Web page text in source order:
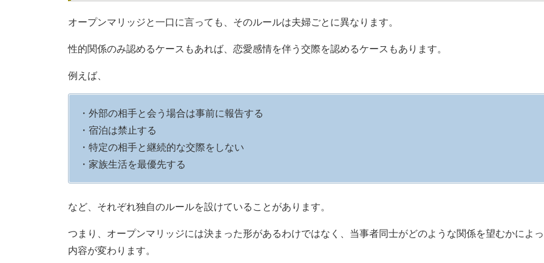
オープンマリッジと一口に言っても、そのルールは夫婦ごとに異なります。
性的関係のみ認めるケースもあれば、恋愛感情を伴う交際を認めるケースもあります。
例えば、
・外部の相手と会う場合は事前に報告する
・宿泊は禁止する
・特定の相手と継続的な交際をしない
・家族生活を最優先する
など、それぞれ独自のルールを設けていることがあります。
つまり、オープンマリッジには決まった形があるわけではなく、当事者同士がどのような関係を望むかによ
内容が変わります。